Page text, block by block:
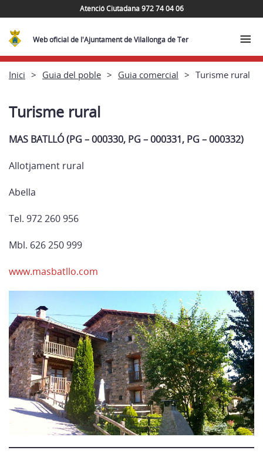
Atenció Ciutadana 972 74 04 06
Web oficial de l'Ajuntament de Vilallonga de Ter
Inici Guia del poble Guia comercial Turisme rural
Turisme rural
MAS BATLLÓ (PG – 000330, PG – 000331, PG – 000332)
Allotjament rural
Abella
Tel. 972 260 956
Mbl. 626 250 999
www.masbatllo.com